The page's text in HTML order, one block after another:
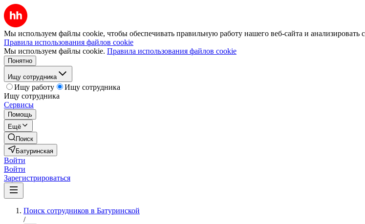
Мы используем файлы cookie, чтобы обеспечивать правильную работу нашего веб-сайта и анализировать
Правила использования файлов cookie
Мы используем файлы cookie. Правила использования файлов cookie
Понятно
Ищу сотрудника
Ищу работу
Ищу сотрудника
Ищу сотрудника
Сервисы
Помощь
Ещё
Поиск
Батуринская
Войти
Войти
Зарегистрироваться
Поиск сотрудников в Батуринской
/